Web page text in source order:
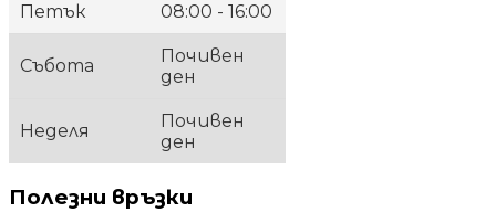
Петък 08:00 - 16:00
Събота
Почивен
ден
Неделя
Почивен
ден
Полезни връзки